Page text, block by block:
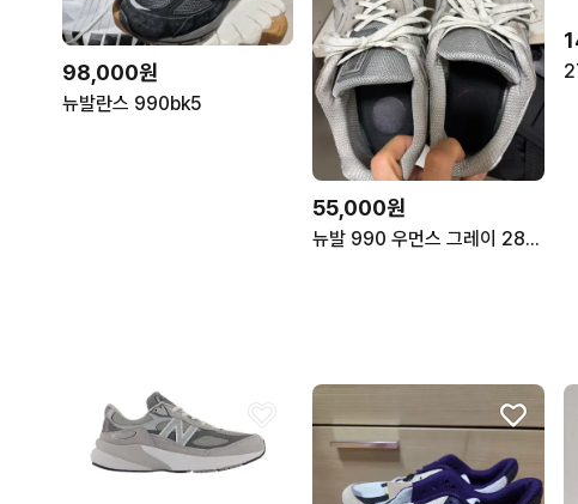
98,000원
뉴발란스 990bk5
55,000원
뉴발 990 우먼스 그레이 280 판매